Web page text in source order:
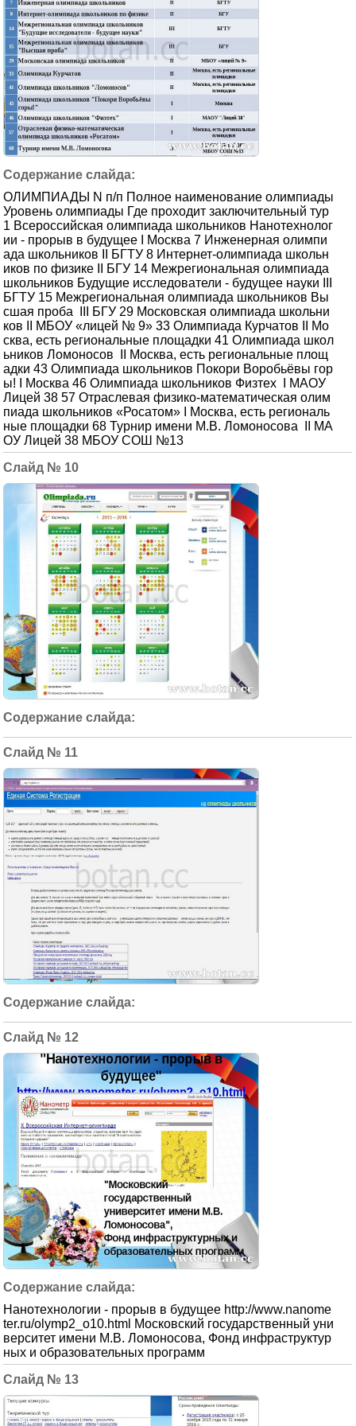
ОЛИМПИАДЫ N п/п Полное наименование олимпиады
Уровень олимпиады Где проходит заключительный тур
1 Всероссийская олимпиада школьников Нанотехнолог
ии - прорыв в будущее I Москва 7 Инженерная олимпи
ада школьников II БГТУ 8 Интернет-олимпиада школьн
иков по физике II БГУ 14 Межрегиональная олимпиада
школьников Будущие исследователи - будущее науки III
БГТУ 15 Межрегиональная олимпиада школьников Вы
сшая проба III БГУ 29 Московская олимпиада школьни
ков II МБОУ «лицей № 9» 33 Олимпиада Курчатов II Мо
сква, есть региональные площадки 41 Олимпиада школ
ьников Ломоносов II Москва, есть региональные площ
адки 43 Олимпиада школьников Покори Воробьёвы гор
ы! I Москва 46 Олимпиада школьников Физтех I МАОУ
Лицей 38 57 Отраслевая физико-математическая олим
пиада школьников «Росатом» I Москва, есть региональ
ные площадки 68 Турнир имени М.В. Ломоносова II МА
ОУ Лицей 38 МБОУ СОШ №13
10
11
12
Нанотехнологии - прорыв в будущее http://www.nanome
ter.ru/olymp2_o10.html Московский государственный уни
верситет имени М.В. Ломоносова, Фонд инфраструктур
ных и образовательных программ
13